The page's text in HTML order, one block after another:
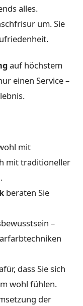
alles.
um. Sie
auf höchstem
einen Service –
mit
mit traditioneller
beraten Sie
–
dass Sie sich
wohl fühlen.
der